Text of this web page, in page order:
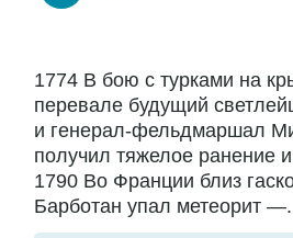
1774 В бою с турками на
перевале будущий
и генерал-фельдмаршал
получил тяжелое ранение
1790 Во Франции близ
Барботан упал метеорит